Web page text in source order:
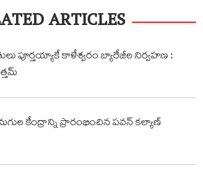
ARTICLES
పూర్తయ్యాకే కాళేశ్వరం బ్యారేజీల నిర్వహణ :
కేంద్రాన్ని ప్రారంభించిన పవన్ కల్యాణ్